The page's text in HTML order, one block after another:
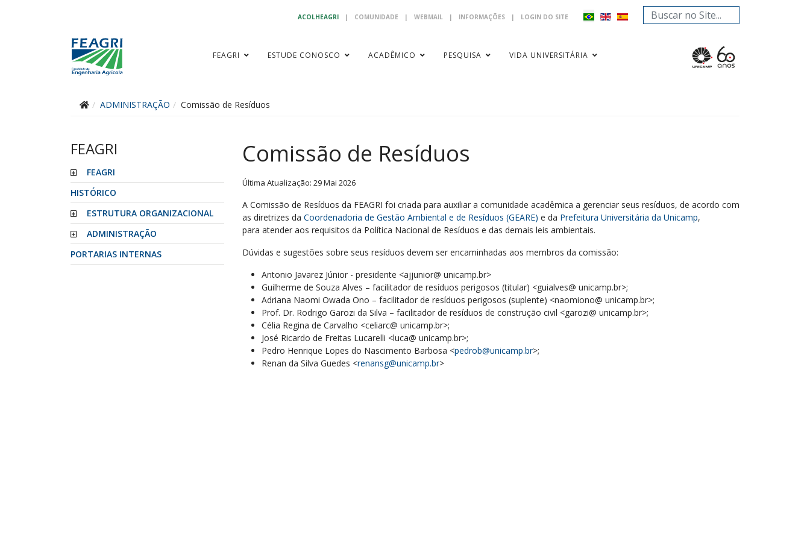
ACOLHEAGRI | COMUNIDADE | WEBMAIL | INFORMAÇÕES | LOGIN DO SITE Pesquisar...
FEAGRI ESTUDE CONOSCO ACADÊMICO PESQUISA VIDA UNIVERSITÁRIA
ADMINISTRAÇÃO Comissão de Resíduos
FEAGRI
FEAGRI
HISTÓRICO
ESTRUTURA ORGANIZACIONAL
ADMINISTRAÇÃO
PORTARIAS INTERNAS
Comissão de Resíduos
Última Atualização: 29 Mai 2026
A Comissão de Resíduos da FEAGRI foi criada para auxiliar a comunidade acadêmica a gerenciar seus resíduos, de acordo com
as diretrizes da Coordenadoria de Gestão Ambiental e de Resíduos (GEARE) e da Prefeitura Universitária da Unicamp,
para atender aos requisitos da Política Nacional de Resíduos e das demais leis ambientais.
Dúvidas e sugestões sobre seus resíduos devem ser encaminhadas aos membros da comissão:
Antonio Javarez Júnior - presidente <ajjunior@ unicamp.br>
Guilherme de Souza Alves – facilitador de resíduos perigosos (titular) <guialves@ unicamp.br>;
Adriana Naomi Owada Ono – facilitador de resíduos perigosos (suplente) <naomiono@ unicamp.br>;
Prof. Dr. Rodrigo Garozi da Silva – facilitador de resíduos de construção civil <garozi@ unicamp.br>;
Célia Regina de Carvalho <celiarc@ unicamp.br>;
José Ricardo de Freitas Lucarelli <luca@ unicamp.br>;
Pedro Henrique Lopes do Nascimento Barbosa <pedrob@unicamp.br>;
Renan da Silva Guedes <renansg@unicamp.br>